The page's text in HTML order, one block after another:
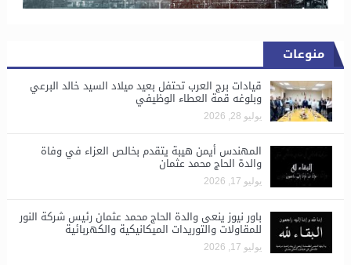
منوعات
قيادات برج العرب تحتفل بعيد ميلاد السيد خالد البرعي
وبلوغه قمة العطاء الوظيفي
يوليو 28, 2026
المهندس أيمن هيبة يتقدم بخالص العزاء في وفاة
والدة الحاج محمد عثمان
يوليو 17, 2026
باور نيوز ينعى والدة الحاج محمد عثمان رئيس شركة النور
للمقاولات والتوريدات الميكانيكية والكهربائية
يوليو 17, 2026